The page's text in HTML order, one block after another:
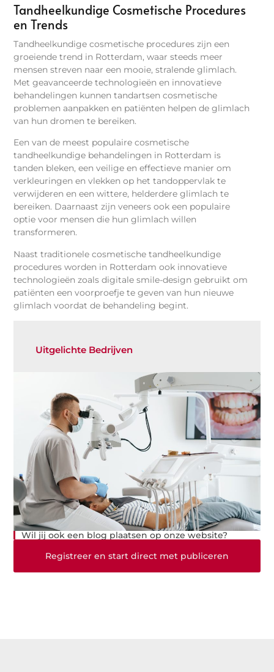
Tandheelkundige Cosmetische Procedures
en Trends
Tandheelkundige cosmetische procedures zijn een
groeiende trend in Rotterdam, waar steeds meer
mensen streven naar een mooie, stralende glimlach.
Met geavanceerde technologieën en innovatieve
behandelingen kunnen tandartsen cosmetische
problemen aanpakken en patiënten helpen de glimlach
van hun dromen te bereiken.
Een van de meest populaire cosmetische
tandheelkundige behandelingen in Rotterdam is
tanden bleken, een veilige en effectieve manier om
verkleuringen en vlekken op het tandoppervlak te
verwijderen en een wittere, helderdere glimlach te
bereiken. Daarnaast zijn veneers ook een populaire
optie voor mensen die hun glimlach willen
transformeren.
Naast traditionele cosmetische tandheelkundige
procedures worden in Rotterdam ook innovatieve
technologieën zoals digitale smile-design gebruikt om
patiënten een voorproefje te geven van hun nieuwe
glimlach voordat de behandeling begint.
Uitgelichte Bedrijven
Wil jij ook een blog plaatsen op onze website?
Registreer en start direct met publiceren